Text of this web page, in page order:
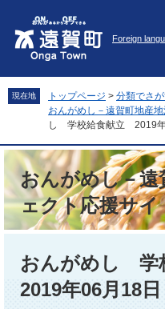
先
頭
。
を
飛
て
へ
Foreign
現在地 トップページ > 分類でさ
おんがめし－遠賀町地産
し 学校給食献立 2019年
おんがめし－遠
ェクト応援サイ
おんがめし 学
2019年06月18日